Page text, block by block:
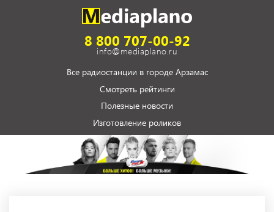
8 800 707-00-92
info@mediaplano.ru
Все радиостанции в городе Арзамас
Смотреть рейтинги
Полезные новости
Изготовление роликов